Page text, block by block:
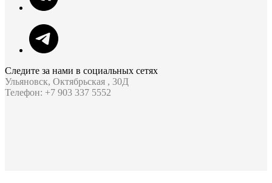
Следите за нами в социальных сетях
Ульяновск, Октябрьская , 30Д
Телефон: +7 903 337 5552